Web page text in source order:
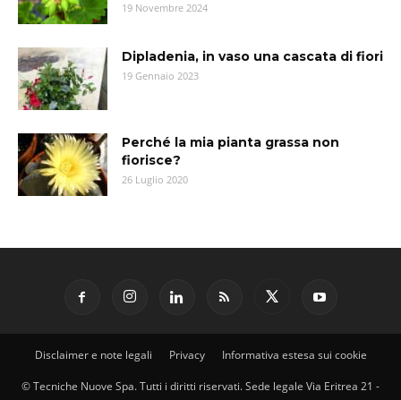
19 Novembre 2024
Dipladenia, in vaso una cascata di fiori
19 Gennaio 2023
Perché la mia pianta grassa non
fiorisce?
26 Luglio 2020
Disclaimer e note legali Privacy Informativa estesa sui cookie
© Tecniche Nuove Spa. Tutti i diritti riservati. Sede legale Via Eritrea 21 -